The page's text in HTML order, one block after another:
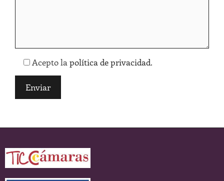
Acepto la política de privacidad.